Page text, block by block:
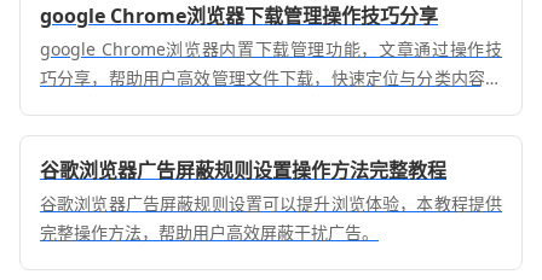
google Chrome浏览器下载管理操作技巧分享
google Chrome浏览器内置下载管理功能，文章通过操作技
巧分享，帮助用户高效管理文件下载，快速定位与分类内容，
谷歌浏览器广告屏蔽规则设置操作方法完整教程
谷歌浏览器广告屏蔽规则设置可以提升浏览体验，本教程提供
完整操作方法，帮助用户高效屏蔽干扰广告。